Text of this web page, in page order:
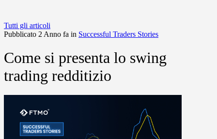
Tutti gli articoli
Pubblicato 2 Anno fa in Successful Traders Stories
Come si presenta lo swing
trading redditizio